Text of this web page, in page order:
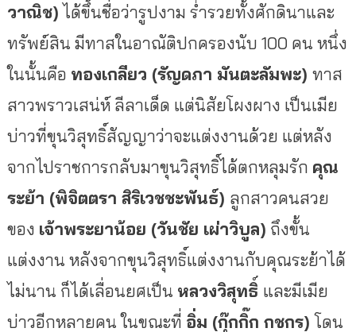
วาณิช) ได้ขึ้นชื่อว่ารูปงาม ร่ำรวยทั้งศักดินาและ
ทรัพย์สิน มีทาสในอาณัติปกครองนับ 100 คน หนึ่ง
ในนั้นคือ ทองเกลียว (รัญดภา มันตะลัมพะ) ทาส
สาวพราวเสน่ห์ ลีลาเด็ด แต่นิสัยโผงผาง เป็นเมีย
บ่าวที่ขุนวิสุทธิ์สัญญาว่าจะแต่งงานด้วย แต่หลัง
จากไปราชการกลับมาขุนวิสุทธิ์ได้ตกหลุมรัก คุณ
ระย้า (พิจิตตรา สิริเวชชะพันธ์) ลูกสาวคนสวย
ของ เจ้าพระยาน้อย (วันชัย เผ่าวิบูล) ถึงขั้น
แต่งงาน หลังจากขุนวิสุทธิ์แต่งงานกับคุณระย้าได้
ไม่นาน ก็ได้เลื่อนยศเป็น หลวงวิสุทธิ์ และมีเมีย
บ่าวอีกหลายคน ในขณะที่ อิ่ม (กุ๊กกิ๊ก กชกร)โดน